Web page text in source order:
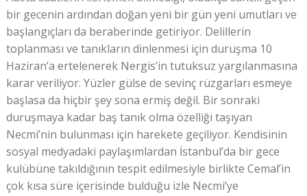
bir gecenin ardından doğan yeni bir gün yeni umutları ve
başlangıçları da beraberinde getiriyor. Delillerin
toplanması ve tanıkların dinlenmesi için duruşma 10
Haziran’a ertelenerek Nergis’in tutuksuz yargılanmasına
karar veriliyor. Yüzler gülse de sevinç rüzgarları esmeye
başlasa da hiçbir şey sona ermiş değil. Bir sonraki
duruşmaya kadar baş tanık olma özelliği taşıyan
Necmi’nin bulunması için harekete geçiliyor. Kendisinin
sosyal medyadaki paylaşımlardan İstanbul’da bir gece
kulübüne takıldığının tespit edilmesiyle birlikte Cemal’in
çok kısa süre içerisinde bulduğu izle Necmi’ye